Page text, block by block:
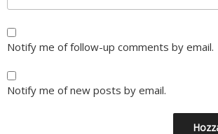
Notify me of follow-up comments by email.
Notify me of new posts by email.